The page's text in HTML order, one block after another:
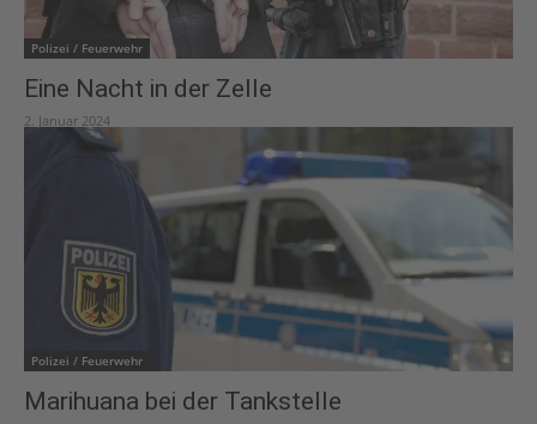
Polizei / Feuerwehr
Eine Nacht in der Zelle
2. Januar 2024
Polizei / Feuerwehr
Marihuana bei der Tankstelle